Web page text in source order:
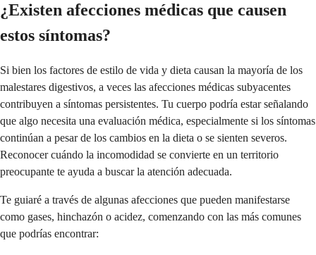
¿Existen afecciones médicas que causen
estos síntomas?
Si bien los factores de estilo de vida y dieta causan la mayoría de los
malestares digestivos, a veces las afecciones médicas subyacentes
contribuyen a síntomas persistentes. Tu cuerpo podría estar señalando
que algo necesita una evaluación médica, especialmente si los síntomas
continúan a pesar de los cambios en la dieta o se sienten severos.
Reconocer cuándo la incomodidad se convierte en un territorio
preocupante te ayuda a buscar la atención adecuada.
Te guiaré a través de algunas afecciones que pueden manifestarse
como gases, hinchazón o acidez, comenzando con las más comunes
que podrías encontrar: